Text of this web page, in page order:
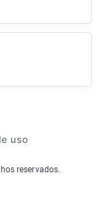
uso
reservados.